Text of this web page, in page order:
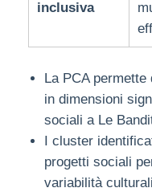
inclusiva
La PCA
in dimensioni
sociali a Le
I cluster
progetti sociali
variabilità culturali.